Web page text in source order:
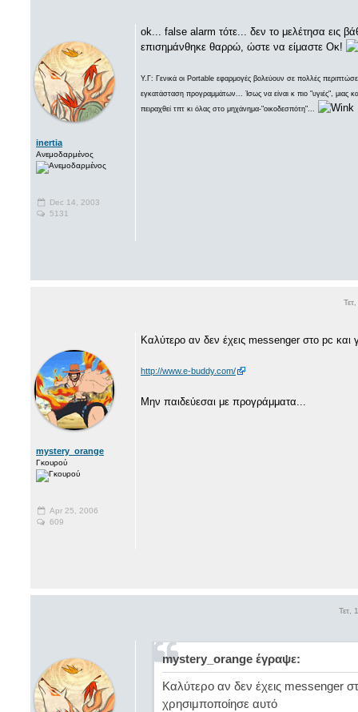
inertia
Ανεμοδαρμένος
Dec 14, 2003
5131
ok... false alarm τότε... δεν το μελέτησα εις
επισημάνθηκε θαρρώ, ώστε να είμαστε Οκ!
Υ.Γ: Γενικά οι Portable εφαρμογές βολεύουν σε πολλές
εγκατάσταση προγραμμάτων... Ίσως να είναι κ πιο "υγιές", μιας
πειραχθεί τπτ κι όλας στο μηχάνημα-"οικοδεσπότη"...
mystery_orange
Γκουρού
Apr 25, 2006
609
Καλύτερο αν δεν έχεις messenger στο pc και
http://www.e-buddy.com/
Μην παιδεύεσαι με προγράμματα...
Τετ,
mystery_orange έγραψε:
Καλύτερο αν δεν έχεις messenger
χρησιμποποίησε αυτό